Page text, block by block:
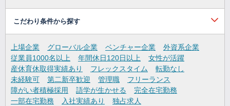
こだわり条件から探す
上場企業 グローバル企業 ベンチャー企業
外資系企業
従業員1000名以上
年間休日120日以上
女性が活躍
産休育休取得実績あり
フレックスタイム
転勤なし
未経験可
第二新卒歓迎 管理職
フリーランス
障がい者積極採用
語学が生かせる
完全在宅勤務
一部在宅勤務
入社実績あり 独占求人